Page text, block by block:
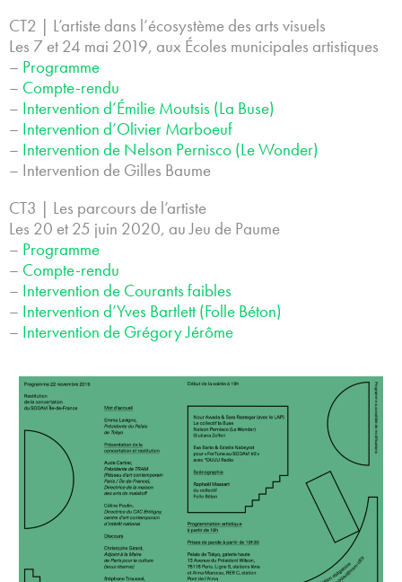
CT2 | L’artiste dans l’écosystème des arts visuels
Les 7 et 24 mai 2019, aux Écoles municipales artistiques
– Programme
– Compte-rendu
– Intervention d’Émilie Moutsis (La Buse)
– Intervention d’Olivier Marboeuf
– Intervention de Nelson Pernisco (Le Wonder)
– Intervention de Gilles Baume
CT3 | Les parcours de l’artiste
Les 20 et 25 juin 2020, au Jeu de Paume
– Programme
– Compte-rendu
– Intervention de Courants faibles
– Intervention d’Yves Bartlett (Folle Béton)
– Intervention de Grégory Jérôme